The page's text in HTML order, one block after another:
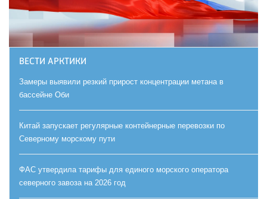
ВЕСТИ АРКТИКИ
Замеры выявили резкий прирост концентрации метана в
бассейне Оби
Китай запускает регулярные контейнерные перевозки по
Северному морскому пути
ФАС утвердила тарифы для единого морского оператора
северного завоза на 2026 год